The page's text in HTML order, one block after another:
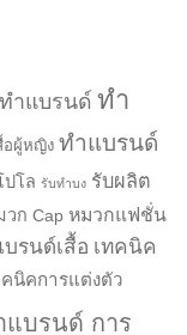
ทำแบรนด์ ทำ
อผู้หญิง ทำแบรนด์
ปโล รับทำบง รับผลิต
วก Cap หมวกแฟชั่น
รนด์เสื้อ เทคนิค
คนิคการแต่งตัว
แบรนด์ การ